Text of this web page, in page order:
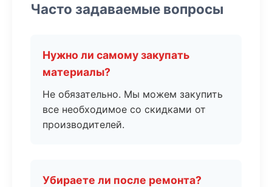
Часто задаваемые вопросы
Нужно ли самому закупать
материалы?
Не обязательно. Мы можем закупить
все необходимое со скидками от
производителей.
Убираете ли после ремонта?